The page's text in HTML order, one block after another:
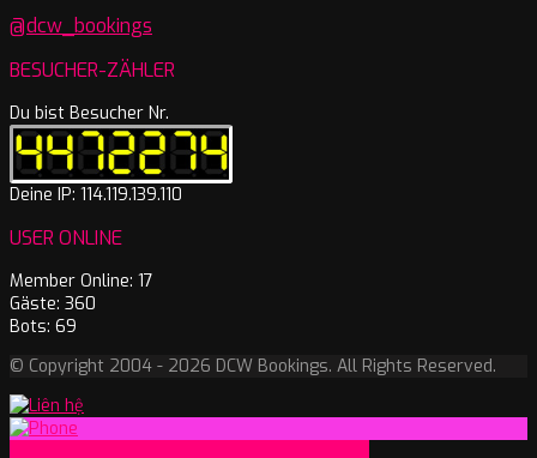
@dcw_bookings
BESUCHER-ZÄHLER
Du bist Besucher Nr.
Deine IP: 114.119.139.110
USER ONLINE
Member Online: 17
Gäste: 360
Bots: 69
© Copyright 2004 - 2026 DCW Bookings. All Rights Reserved.